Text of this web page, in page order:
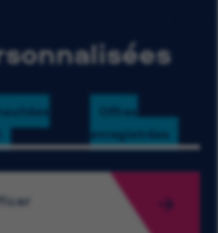
Offres
enregistrées